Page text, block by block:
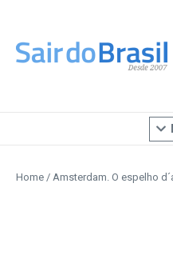
Home / Amsterdam. O espelho